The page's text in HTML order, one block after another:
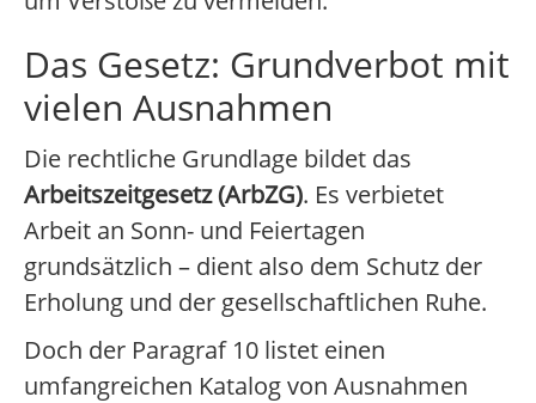
Das Gesetz: Grundverbot mit
vielen Ausnahmen
Die rechtliche Grundlage bildet das
Arbeitszeitgesetz (ArbZG). Es verbietet
Arbeit an Sonn- und Feiertagen
grundsätzlich – dient also dem Schutz der
Erholung und der gesellschaftlichen Ruhe.
Doch der Paragraf 10 listet einen
umfangreichen Katalog von Ausnahmen